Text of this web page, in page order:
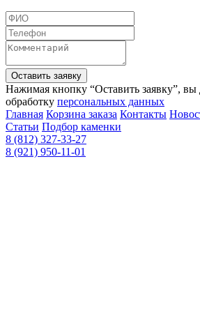
Оставить заявку
Нажимая кнопку “Оставить заявку”, вы
обработку персональных данных
Главная Корзина заказа Контакты
Статьи Подбор каменки
8 (812) 327-33-27
8 (921) 950-11-01